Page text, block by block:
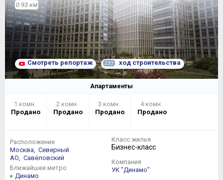
0.93 км
Смотреть репортаж 233 ход строительства
Апартаменты
1 комн.
Продано
2 комн.
Продано
3 комн.
Продано
4 комн.
Продано
Расположение
Москва,
Северный
АО,
Савёловский
Ближайшее метро
Динамо
Класс жилья
Бизнес-класс
Компания
УК "Динамо"